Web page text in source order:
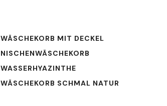
WÄSCHEKORB MIT DECKEL
NISCHENWÄSCHEKORB
WASSERHYAZINTHE
WÄSCHEKORB SCHMAL NATUR